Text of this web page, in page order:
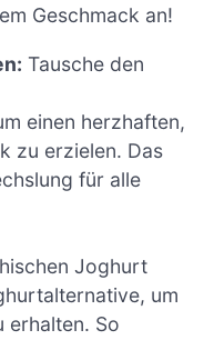
Geschmack an!
Tausche den
einen herzhaften,
zu erzielen. Das
für alle
Joghurt
um
erhalten. So